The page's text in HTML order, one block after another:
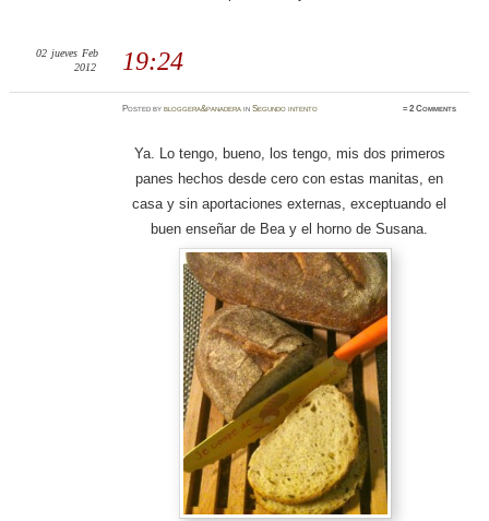
19:24
02 jueves Feb
2012
Postedbybloggera&panadera inSegundo intento ≈2 Comments
Ya. Lo tengo, bueno, los tengo, mis dos primeros
panes hechos desde cero con estas manitas, en
casa y sin aportaciones externas, exceptuando el
buen enseñar de Bea y el horno de Susana.